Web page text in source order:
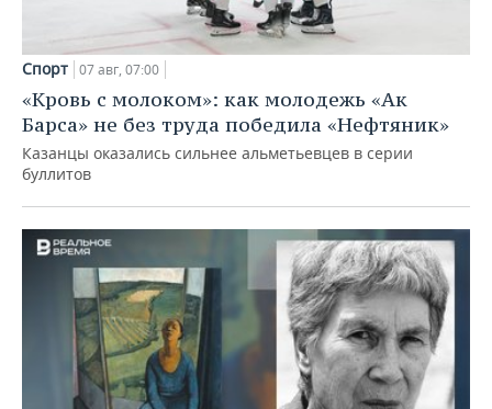
Спорт 07 авг, 07:00
«Кровь с молоком»: как молодежь «Ак
Барса» не без труда победила «Нефтяник»
Казанцы оказались сильнее альметьевцев в серии
буллитов